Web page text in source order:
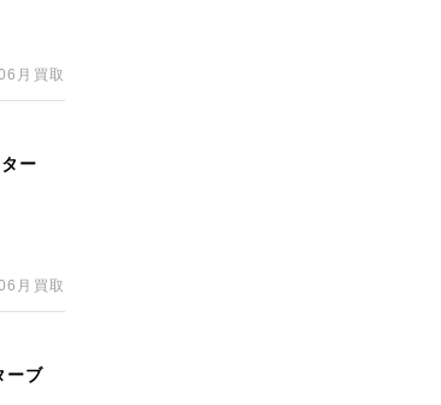
月買取
ー
月買取
ーブ